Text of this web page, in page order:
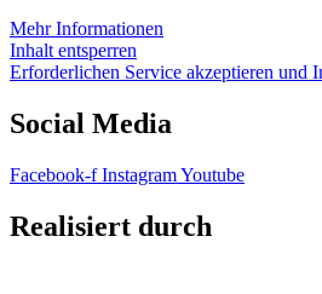
Mehr Informationen
Inhalt entsperren
Erforderlichen Service akzeptieren und
Social Media
Facebook-f InstagramYoutube
Realisiert durch